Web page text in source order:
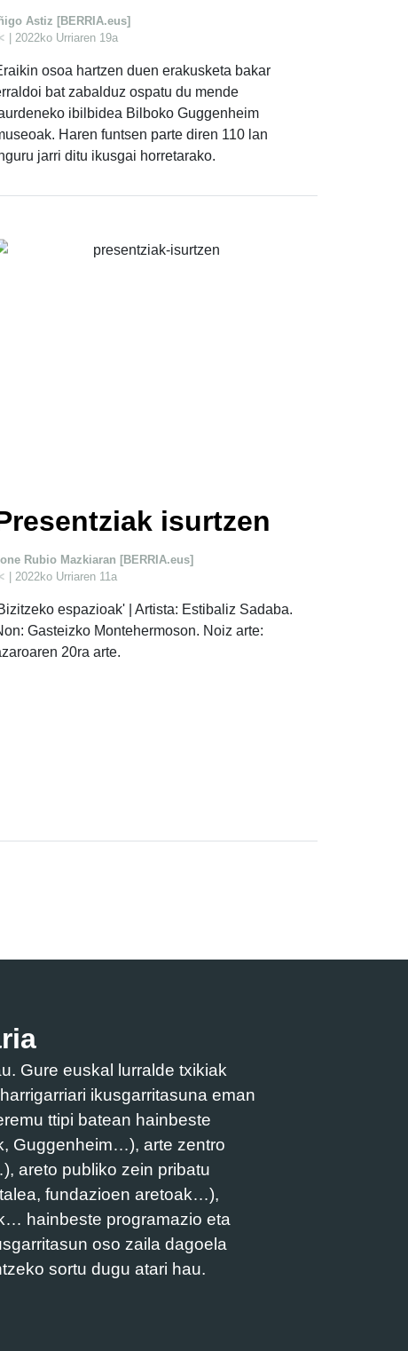
Astiz [BERRIA.eus]
| 2022ko Urriaren 19a
osoa hartzen duen erakusketa bakar
bat zabalduz ospatu du mende
ibilbidea Bilboko Guggenheim
Haren funtsen parte diren 110 lan
jarri ditu ikusgai horretarako.
isurtzen
Rubio Mazkiaran [BERRIA.eus]
| 2022ko Urriaren 11a
espazioak' | Artista: Estibaliz Sadaba.
Gasteizko Montehermoson. Noiz arte:
20ra arte.
Gure euskal lurralde txikiak
ikusgarritasuna eman
ttipi batean hainbeste
Guggenheim…), arte zentro
areto publiko zein pribatu
fundazioen aretoak…),
hainbeste programazio eta
oso zaila dagoela
sortu dugu atari hau.